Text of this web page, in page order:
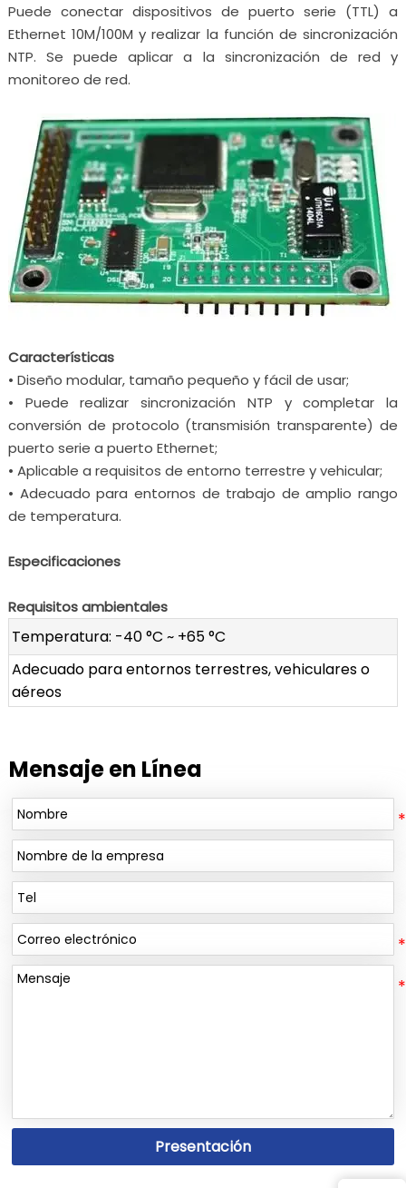
Puede conectar dispositivos de puerto serie (TTL) a
Ethernet 10M/100M y realizar la función de sincronización
NTP. Se puede aplicar a la sincronización de red y
monitoreo de red.
Características
• Diseño modular, tamaño pequeño y fácil de usar;
• Puede realizar sincronización NTP y completar la
conversión de protocolo (transmisión transparente) de
puerto serie a puerto Ethernet;
• Aplicable a requisitos de entorno terrestre y vehicular;
• Adecuado para entornos de trabajo de amplio rango
de temperatura.
Especificaciones
Requisitos ambientales
Temperatura: -40 °C ~ +65 °C
Adecuado para entornos terrestres, vehiculares o
aéreos
Mensaje en Línea
Presentación